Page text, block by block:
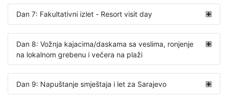
Dan 7: Fakultativni izlet - Resort visit day
Dan 8: Vožnja kajacima/daskama sa veslima, ronjenje
na lokalnom grebenu i večera na plaži
Dan 9: Napuštanje smještaja i let za Sarajevo